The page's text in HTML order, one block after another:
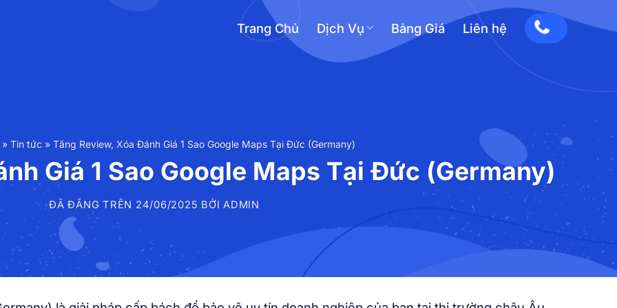
Trang Chủ Dịch Vụ Bảng Giá Liên hệ
Tin tức » Tăng Review, Xóa Đánh Giá 1 Sao Google Maps Tại Đức (Germany)
Giá 1 Sao Google Maps Tại Đức (Germany)
ĐÃ ĐĂNG TRÊN 24/06/2025 BỞIADMIN